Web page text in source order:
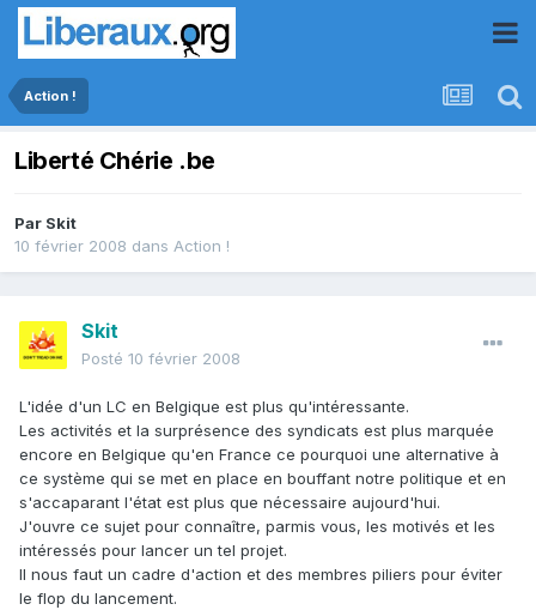
Action !
Liberté Chérie .be
Par Skit
10 février 2008 dans Action !
Skit
Posté 10 février 2008
L'idée d'un LC en Belgique est plus qu'intéressante.
Les activités et la surprésence des syndicats est plus marquée
encore en Belgique qu'en France ce pourquoi une alternative à
ce système qui se met en place en bouffant notre politique et en
s'accaparant l'état est plus que nécessaire aujourd'hui.
J'ouvre ce sujet pour connaître, parmis vous, les motivés et les
intéressés pour lancer un tel projet.
Il nous faut un cadre d'action et des membres piliers pour éviter
le flop du lancement.